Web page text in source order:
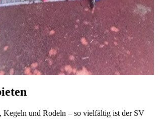
uns in der Saison 2026/27
und der Spielplan ist da: Auftakt am 25.
FC Töging – und da...
ansehen
Kegeln und Rodeln – so vielfältig ist der SV